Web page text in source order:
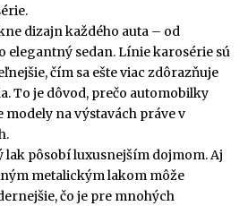
dizajn každého auta – od
elegantný sedan. Línie karosérie sú
čím sa ešte viac zdôrazňuje
To je dôvod, prečo automobilky
modely na výstavách práve v
lak pôsobí luxusnejším dojmom. Aj
metalickým lakom môže
čo je pre mnohých